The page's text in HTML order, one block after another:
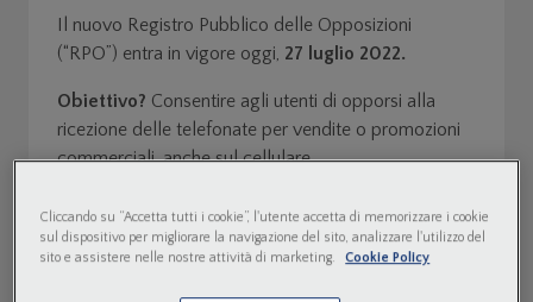
Il nuovo Registro Pubblico delle Opposizioni
(“RPO”) entra in vigore oggi, 27 luglio 2022.
Obiettivo? Consentire agli utenti di opporsi alla
ricezione delle telefonate per vendite o promozioni
commerciali, anche sul cellulare.
LEGGI ALTRO
Cliccando su “Accetta tutti i cookie”, l'utente accetta di memorizzare i cookie
sul dispositivo per migliorare la navigazione del sito, analizzare l'utilizzo del
sito e assistere nelle nostre attività di marketing.
Cookie Policy